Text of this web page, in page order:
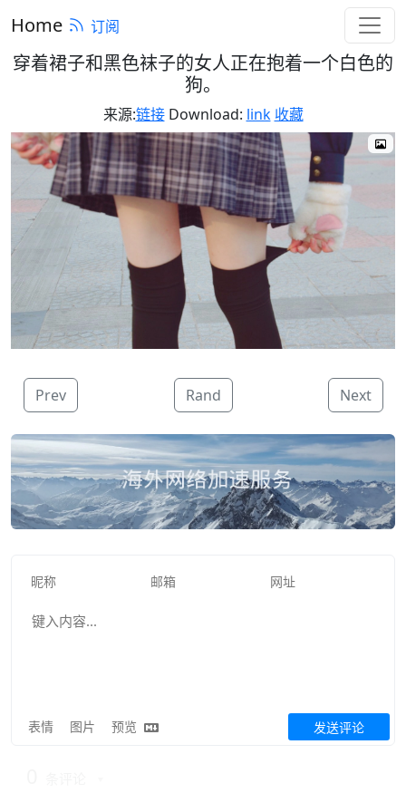
Home 订阅
穿着裙子和黑色袜子的女人正在抱着一个白色的
狗。
来源:链接Download: link 收藏
Prev Rand Next
表情 图片 预览 发送评论